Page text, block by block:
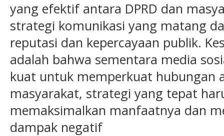
yang efektif antara DPRD dan
strategi komunikasi yang matang
reputasi dan kepercayaan publik.
adalah bahwa sementara media
kuat untuk memperkuat hubungan
masyarakat, strategi yang tepat
memaksimalkan manfaatnya dan
dampak negatif